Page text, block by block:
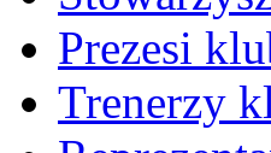
Prezesi
Trenerzy